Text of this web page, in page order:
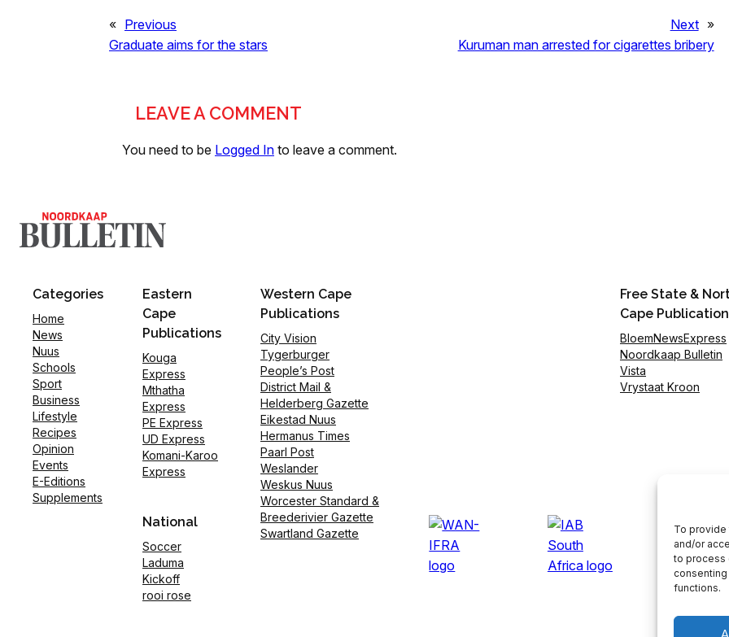
To
and/or
to process
functions.
« Previous
Graduate aims for the stars
Next »
Kuruman man arrested for cigarettes bribery
LEAVE A COMMENT
You need to be Logged In to leave a comment.
Categories
Home
News
Nuus
Schools
Sport
Business
Lifestyle
Recipes
Opinion
Events
E-Editions
Supplements
Eastern
Cape
Publications
Kouga
Express
Mthatha
Express
PE Express
UD Express
Komani-Karoo
Express
National
Soccer
Laduma
Kickoff
rooi rose
Western Cape
Publications
City Vision
Tygerburger
People’s Post
District Mail &
Helderberg Gazette
Eikestad Nuus
Hermanus Times
Paarl Post
Weslander
Weskus Nuus
Worcester Standard &
Breederivier Gazette
Swartland Gazette
Free State &
Cape
BloemNewsExpress
Noordkaap Bulletin
Vista
Vrystaat Kroon